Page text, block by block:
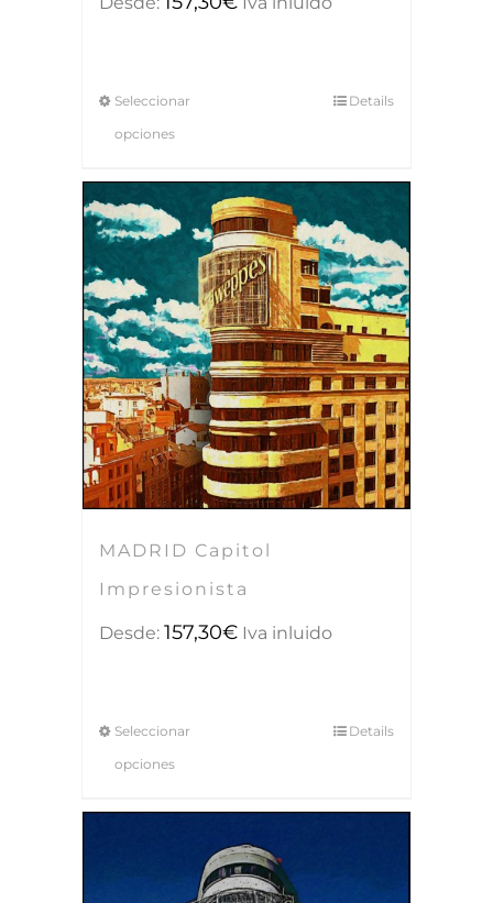
Seleccionar
opciones
Details
MADRID Capitol
Impresionista
Desde: 157,30€ Iva inluido
Seleccionar
opciones
Details